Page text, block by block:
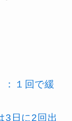
：１回で緩
3日に2回出